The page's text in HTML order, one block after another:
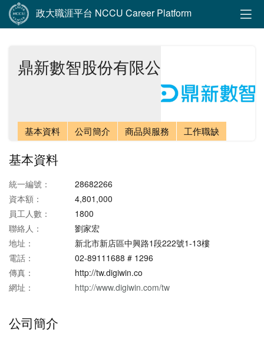
政大職涯平台 NCCU Career Platform
鼎新數智股份有限公司
基本資料 公司簡介 商品與服務 工作職缺
基本資料
統一編號：
28682266
資本額：
4,801,000
員工人數：
1800
聯絡人：
劉家宏
地址：
新北市新店區中興路1段222號1-13樓
電話：
02-89111688 # 1296
傳真：
http://tw.digiwin.co
網址：
http://www.digiwin.com/tw
公司簡介